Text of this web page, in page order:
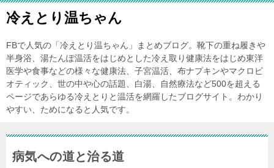
冷えとり温ちゃん
FBで人気の「冷えとり温ちゃん」まとめブログ。靴下の重ね履きや
半身浴、湯たんぽ温活をはじめとした冷え取り健康法をはじめ東洋
医学や食事などの様々な健康法、子宮温活、布ナプキンやマクロビ
オティック、世の中や心の話題、白湯、自然療法など500を超える
ページであらゆる冷えとりと温活を網羅したブログサイト。わかり
やすい、ためになると人気です。
病気への道と治る道